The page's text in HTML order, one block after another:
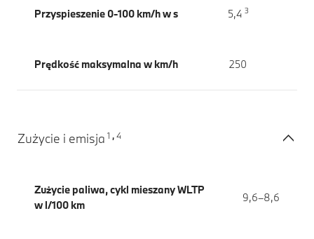
Przyspieszenie 0-100 km/h w s 5,4 3
Prędkość maksymalna w km/h 250
Zużycie i emisja 1 , 4
Zużycie paliwa, cykl mieszany WLTP
w l/100 km
9,6–8,6